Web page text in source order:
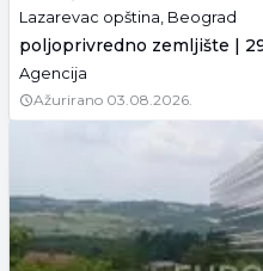
Lazarevac opština, Beograd
Agencija
Ažurirano 03.08.2026.